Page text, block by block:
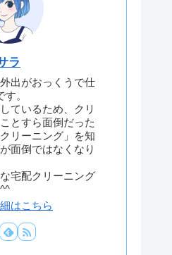
ラ
出がおっくうで仕
。
ているため、クリ
とすら面倒だった
リーニング」を知
面倒ではなくなり
宅配クリーニング
はこちら